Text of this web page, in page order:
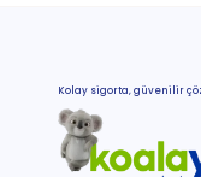
Kolay sigorta, güvenilir